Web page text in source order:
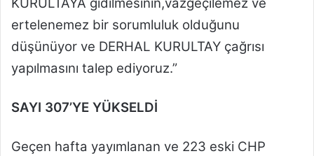
KURULTAYA gidilmesinin,vazgeçilemez ve
ertelenemez bir sorumluluk olduğunu
düşünüyor ve DERHAL KURULTAY çağrısı
yapılmasını talep ediyoruz.”
SAYI 307’YE YÜKSELDİ
Geçen hafta yayımlanan ve 223 eski CHP